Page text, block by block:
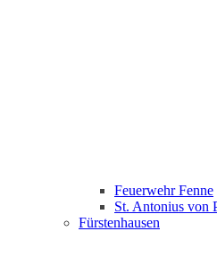
Feuerwehr Fenne
St. Antonius von
Fürstenhausen